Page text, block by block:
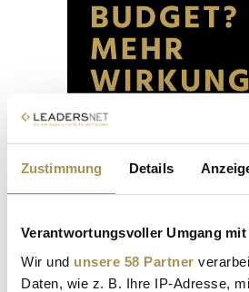
Zustimmung Details
Verantwortungsvoller Umgang mit
Wir und unsere 58 Partner
Daten, wie z. B. Ihre IP-Adresse,